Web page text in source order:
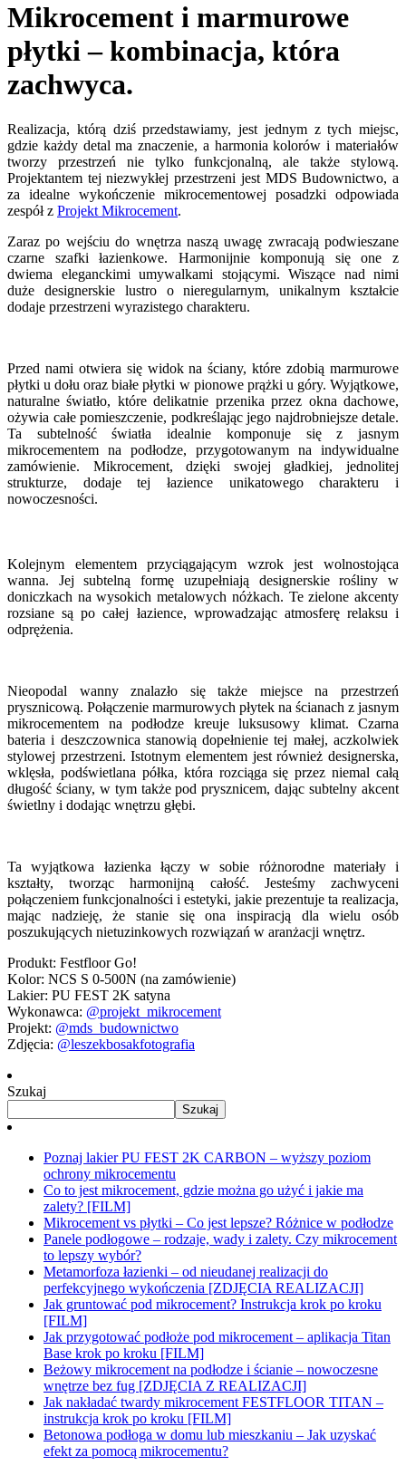
Mikrocement i marmurowe
płytki – kombinacja, która
zachwyca.
Realizacja, którą dziś przedstawiamy, jest jednym z tych miejsc,
gdzie każdy detal ma znaczenie, a harmonia kolorów i materiałów
tworzy przestrzeń nie tylko funkcjonalną, ale także stylową.
Projektantem tej niezwykłej przestrzeni jest MDS Budownictwo, a
za idealne wykończenie mikrocementowej posadzki odpowiada
zespół z Projekt Mikrocement.
Zaraz po wejściu do wnętrza naszą uwagę zwracają podwieszane
czarne szafki łazienkowe. Harmonijnie komponują się one z
dwiema eleganckimi umywalkami stojącymi. Wiszące nad nimi
duże designerskie lustro o nieregularnym, unikalnym kształcie
dodaje przestrzeni wyrazistego charakteru.
Przed nami otwiera się widok na ściany, które zdobią marmurowe
płytki u dołu oraz białe płytki w pionowe prążki u góry. Wyjątkowe,
naturalne światło, które delikatnie przenika przez okna dachowe,
ożywia całe pomieszczenie, podkreślając jego najdrobniejsze detale.
Ta subtelność światła idealnie komponuje się z jasnym
mikrocementem na podłodze, przygotowanym na indywidualne
zamówienie. Mikrocement, dzięki swojej gładkiej, jednolitej
strukturze, dodaje tej łazience unikatowego charakteru i
nowoczesności.
Kolejnym elementem przyciągającym wzrok jest wolnostojąca
wanna. Jej subtelną formę uzupełniają designerskie rośliny w
doniczkach na wysokich metalowych nóżkach. Te zielone akcenty
rozsiane są po całej łazience, wprowadzając atmosferę relaksu i
odprężenia.
Nieopodal wanny znalazło się także miejsce na przestrzeń
prysznicową. Połączenie marmurowych płytek na ścianach z jasnym
mikrocementem na podłodze kreuje luksusowy klimat. Czarna
bateria i deszczownica stanowią dopełnienie tej małej, aczkolwiek
stylowej przestrzeni. Istotnym elementem jest również designerska,
wklęsła, podświetlana półka, która rozciąga się przez niemal całą
długość ściany, w tym także pod prysznicem, dając subtelny akcent
świetlny i dodając wnętrzu głębi.
Ta wyjątkowa łazienka łączy w sobie różnorodne materiały i
kształty, tworząc harmonijną całość. Jesteśmy zachwyceni
połączeniem funkcjonalności i estetyki, jakie prezentuje ta realizacja,
mając nadzieję, że stanie się ona inspiracją dla wielu osób
poszukujących nietuzinkowych rozwiązań w aranżacji wnętrz.
Produkt: Festfloor Go!
Kolor: NCS S 0-500N (na zamówienie)
Lakier: PU FEST 2K satyna
Wykonawca: @‌projekt_mikrocement
Projekt: @‌mds_budownictwo
Zdjęcia: @‌leszekbosakfotografia
Szukaj
Szukaj
Poznaj lakier PU FEST 2K CARBON – wyższy poziom
ochrony mikrocementu
Co to jest mikrocement, gdzie można go użyć i jakie ma
zalety? [FILM]
Mikrocement vs płytki – Co jest lepsze? Różnice w podłodze
Panele podłogowe – rodzaje, wady i zalety. Czy mikrocement
to lepszy wybór?
Metamorfoza łazienki – od nieudanej realizacji do
perfekcyjnego wykończenia [ZDJĘCIA REALIZACJI]
Jak gruntować pod mikrocement? Instrukcja krok po kroku
[FILM]
Jak przygotować podłoże pod mikrocement – aplikacja Titan
Base krok po kroku [FILM]
Beżowy mikrocement na podłodze i ścianie – nowoczesne
wnętrze bez fug [ZDJĘCIA Z REALIZACJI]
Jak nakładać twardy mikrocement FESTFLOOR TITAN –
instrukcja krok po kroku [FILM]
Betonowa podłoga w domu lub mieszkaniu – Jak uzyskać
efekt za pomocą mikrocementu?